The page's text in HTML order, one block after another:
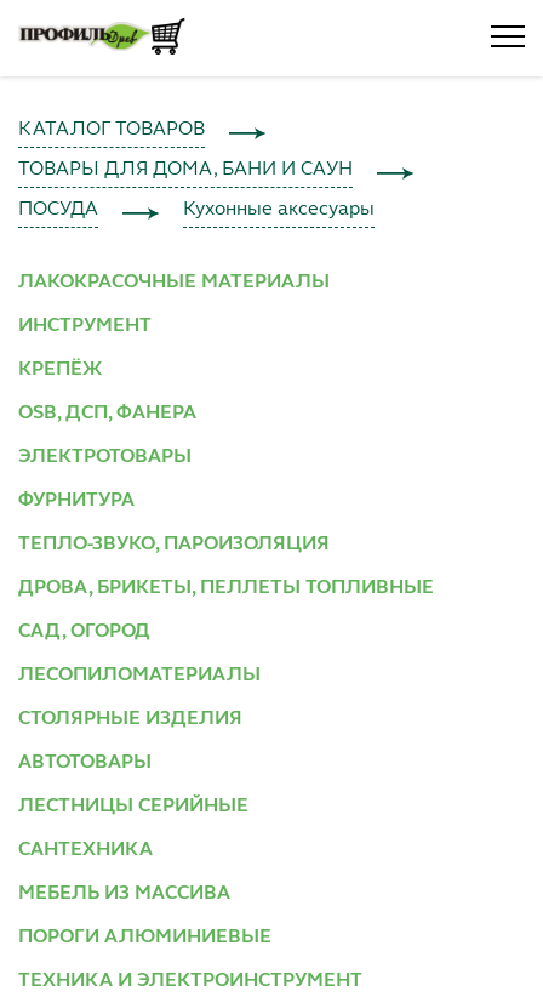
КАТАЛОГ ТОВАРОВ
ТОВАРЫ ДЛЯ ДОМА, БАНИ И САУН
ПОСУДА Кухонные аксесуары
ЛАКОКРАСОЧНЫЕ МАТЕРИАЛЫ
ИНСТРУМЕНТ
КРЕПЁЖ
OSB, ДСП, ФАНЕРА
ЭЛЕКТРОТОВАРЫ
ФУРНИТУРА
ТЕПЛО-ЗВУКО, ПАРОИЗОЛЯЦИЯ
ДРОВА, БРИКЕТЫ, ПЕЛЛЕТЫ ТОПЛИВНЫЕ
САД, ОГОРОД
ЛЕСОПИЛОМАТЕРИАЛЫ
СТОЛЯРНЫЕ ИЗДЕЛИЯ
АВТОТОВАРЫ
ЛЕСТНИЦЫ СЕРИЙНЫЕ
САНТЕХНИКА
МЕБЕЛЬ ИЗ МАССИВА
ПОРОГИ АЛЮМИНИЕВЫЕ
ТЕХНИКА И ЭЛЕКТРОИНСТРУМЕНТ